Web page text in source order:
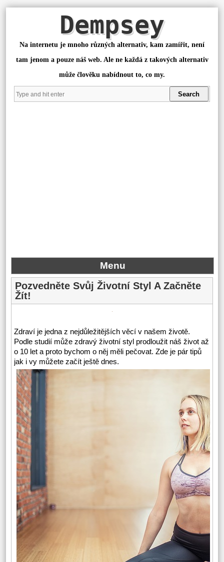
Dempsey
Na internetu je mnoho různých alternativ, kam zamířit, není
tam jenom a pouze náš web. Ale ne každá z takových alternativ
může člověku nabídnout to, co my.
Menu
Pozvedněte Svůj Životní Styl A Začněte
Žít!
Zdraví je jedna z nejdůležitějších věcí v našem životě.
Podle studií může zdravý životní styl prodloužit náš život až
o 10 let a proto bychom o něj měli pečovat. Zde je pár tipů
jak i vy můžete začít ještě dnes.